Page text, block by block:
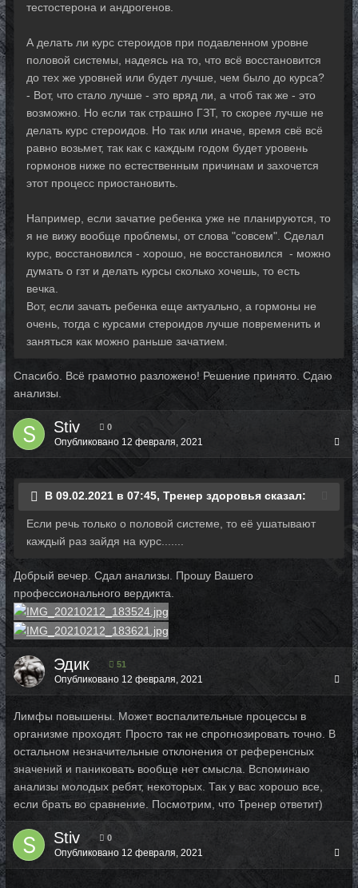
тестостерона и андрогенов.
А делать ли курс стероидов при подавленном уровне
половой системы, надеясь на то, что всё восстановится
до тех же уровней или будет лучше, чем было до курса?
- Вот, что стало лучше - это вряд ли, а чтоб так же - это
возможно. Но если так страшно ГЗТ, то скорее лучше не
делать курс стероидов. Но так или иначе, время свё всё
равно возьмет, так как с каждым годом будет уровень
гормонов ниже по естественным причинам и захочется
этот процесс приостановить.
Например, если зачатие ребенка уже не планируются, то
я не вижу вообще проблемы, от слова "совсем". Сделал
курс, восстановился - хорошо, не восстановился - можно
думать о гзт и делать курсы сколько хочешь, то есть
вечка.
Вот, если зачать ребенка еще актуально, а гормоны не
очень, тогда с курсами стероидов лучше повременить и
заняться как можно раньше зачатием.
Спасибо. Всё грамотно разложено! Решение принято. Сдаю
анализы.
Stiv 0
Опубликовано 12 февраля, 2021
В 09.02.2021 в 07:45, Тренер здоровья сказал:
Если речь только о половой системе, то её ушатывают
каждый раз зайдя на курс.......
Добрый вечер. Сдал анализы. Прошу Вашего
профессионального вердикта.
Эдик 51
Опубликовано 12 февраля, 2021
Лимфы повышены. Может воспалительные процессы в
организме проходят. Просто так не спрогнозировать точно. В
остальном незначительные отклонения от референсных
значений и паниковать вообще нет смысла. Вспоминаю
анализы молодых ребят, некоторых. Так у вас хорошо все,
если брать во сравнение. Посмотрим, что Тренер ответит)
Stiv 0
Опубликовано 12 февраля, 2021